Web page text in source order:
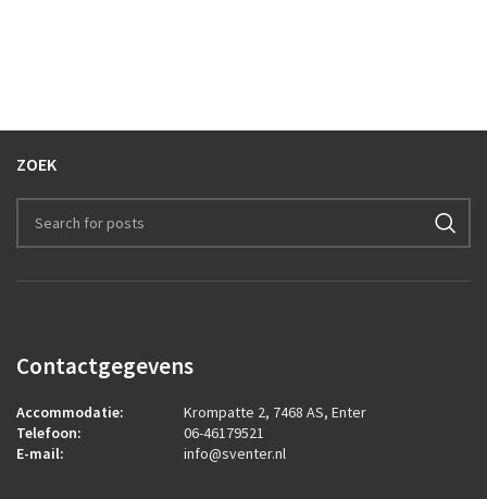
ZOEK
Contactgegevens
Accommodatie:
Krompatte 2, 7468 AS, Enter
Telefoon:
06-46179521
E-mail:
info@sventer.nl